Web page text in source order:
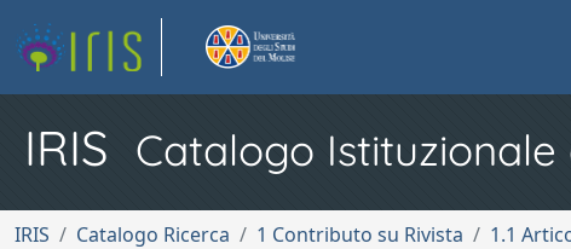
IRIS Catalogo
IRIS Catalogo Ricerca 1 Contributo su Rivista 1.1